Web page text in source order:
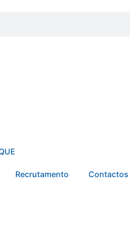
Recrutamento Contactos